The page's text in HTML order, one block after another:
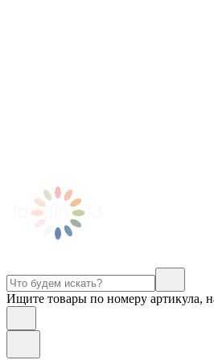
Ищите товары по номеру артикула,